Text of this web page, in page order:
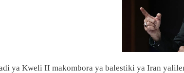
ya Kweli II makombora ya balestiki ya Iran